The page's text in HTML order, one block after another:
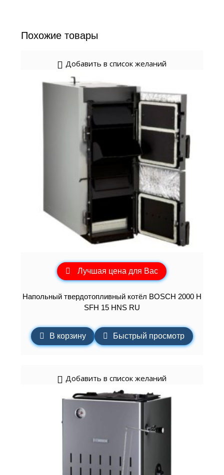
Похожие товары
Добавить в список желаний
Лучшая цена для Вас
Напольный твердотопливный котёл BOSCH 2000 H
SFH 15 HNS RU
В корзину Быстрый просмотр
Добавить в список желаний